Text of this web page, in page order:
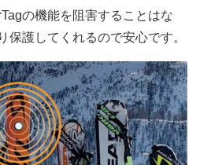
の機能を阻害することはな
保護してくれるので安心です。